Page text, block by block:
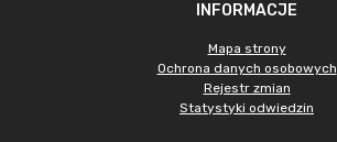
INFORMACJE
Mapa strony
Ochrona danych osobowych
Rejestr zmian
Statystyki odwiedzin